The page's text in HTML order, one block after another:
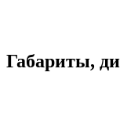
Габариты,